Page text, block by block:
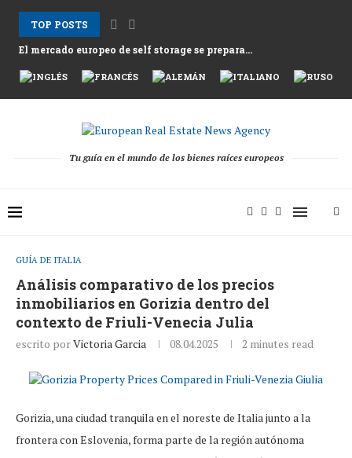
TOP POSTS
El mercado europeo de self storage se prepara...
Los alquileres en Atenas suben mientras Grecia afronta...
Nemo Garden Una granja submarina que desafía la...
Bruselas busca desbloquear 10 billones de euros en...
Greystar Impulsa la Expansión Estratégica del Build to...
Las principales ciudades apuntan a las segundas viviendas...
Activos hoteleros tras la temporada 2025 mientras los...
El cambio estructural detrás de la recuperación de...
Tu guía en el mundo de los bienes raíces europeos
GUÍA DE ITALIA
Análisis comparativo de los precios
inmobiliarios en Gorizia dentro del
contexto de Friuli-Venecia Julia
escrito porVictoria Garcia 08.04.2025 2 minutes read
Gorizia, una ciudad tranquila en el noreste de Italia junto a la
frontera con Eslovenia, forma parte de la región autónoma